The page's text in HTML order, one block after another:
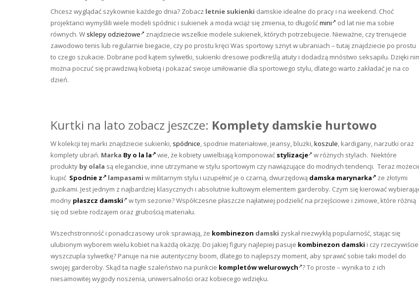
Chcesz wyglądać szykownie każdego dnia? Zobacz letnie sukienki damskie idealne do pracy i na weekend. Choć
projektanci wymyślili wiele modeli spódnic i sukienek a moda wciąż się zmienia, to długośćmini
od lat nie ma sobie
równych. W sklepy odzieżowe
znajdziecie wszelkie modele sukienek, których potrzebujecie. Nieważne, czy trenujecie
zawodowo tenis lub regularnie biegacie, czy po prostu kręci Was sportowy sznyt w ubraniach – tutaj znajdziecie po prostu
to czego szukacie. Dobrane pod kątem sylwetki, sukienki dresowe podkreślą atuty i dodadzą mnóstwo seksapilu. Dzięki
można poczuć się prawdziwą kobietą i pokazać swoje umiłowanie dla sportowego stylu, dlatego warto zakładać je na co
dzień.
Kurtki na lato zobacz jeszcze: Komplety damskie hurtowo
W kolekcji tej marki znajdziecie sukienki, spódnice, spodnie materiałowe, jeansy, bluzki,koszule, kardigany, narzutki oraz
komplety ubrań. Marka By o la la wie, że kobiety uwielbiają komponować stylizacje
w różnych stylach. Niektóre
produkty by olala są eleganckie, inne utrzymane w stylu sportowym czy nawiązujące do modnych tendencji. Teraz
kupić Spodnie z lampasami w militarnym stylu i uzupełnić je o czarną, dwurzędową damska marynarka
ze złotymi
guzikami. Jest jednym z najbardziej klasycznych i absolutnie kultowym elementem garderoby. Czym się kierować
modny płaszcz damski
w tym sezonie? Współczesne płaszcze najłatwiej podzielić na przejściowe i zimowe, które różnią
się od siebie rodzajem oraz grubością materiału.
Wszechstronność i ponadczasowy urok sprawiają, że kombinezon damski zyskał niezwykłą popularność, stając się
ulubionym wyborem wielu kobiet na każdą okazję. Do jakiej figury najlepiej pasuje kombinezon damski i czy rzeczywiście
wyszczupla sylwetkę? Panuje na nie autentyczny boom, dlatego to najlepszy moment, aby sprawić sobie taki model do
swojej garderoby. Skąd ta nagłe szaleństwo na punkcie kompletów welurowych ? To proste – wynika to z ich
niesamowitej wygody noszenia, uniwersalności oraz kobiecego wdzięku.